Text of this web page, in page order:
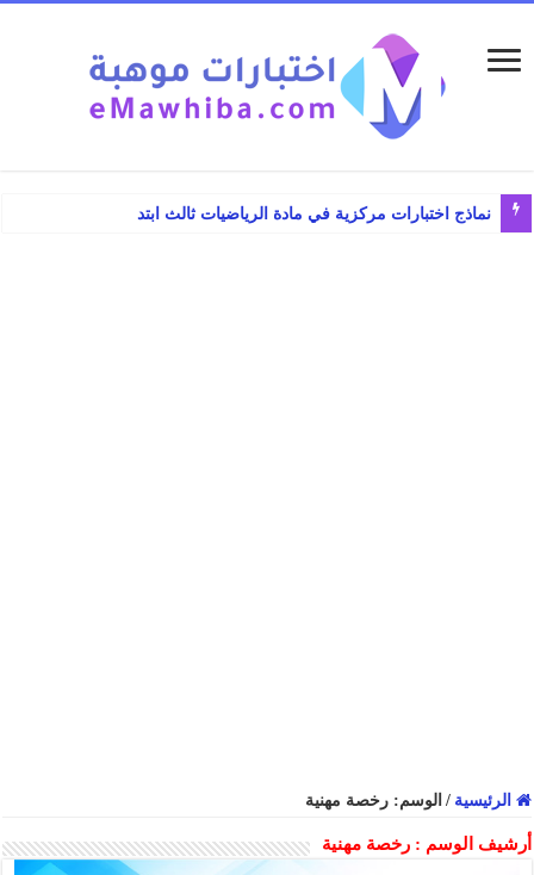
نماذج اختبارات مركزية في مادة الرياضيات ثالث ابتدائي الفصل ا
الرئيسية / الوسم:رخصة مهنية
أرشيف الوسم :رخصة مهنية